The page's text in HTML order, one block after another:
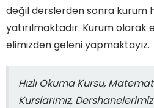
değil derslerden sonra kurum
yatırılmaktadır. Kurum
elimizden geleni yapmaktayız.
Hızlı Okuma Kursu,
Kurslarımız,